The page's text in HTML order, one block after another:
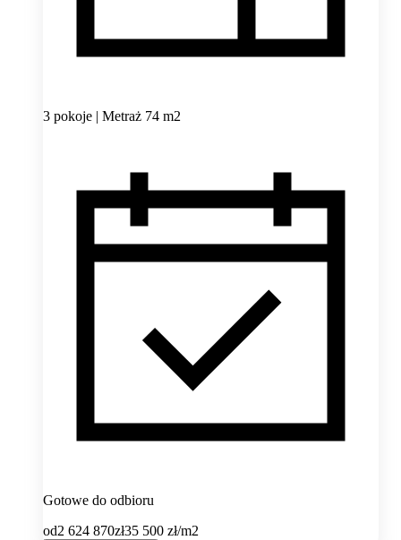
3 pokoje | Metraż 74 m2
Gotowe do odbioru
od2 624 870zł35 500 zł/m2